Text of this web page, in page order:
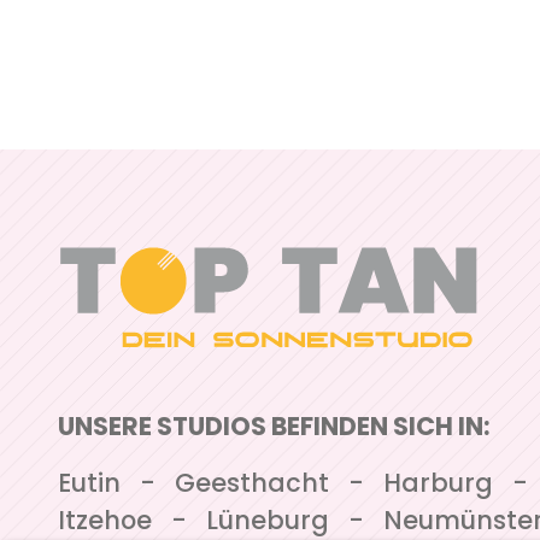
UNSERE STUDIOS BEFINDEN SICH IN:
Navigation überspringen
Eutin Geesthacht
Harburg
Itzehoe
Lüneburg